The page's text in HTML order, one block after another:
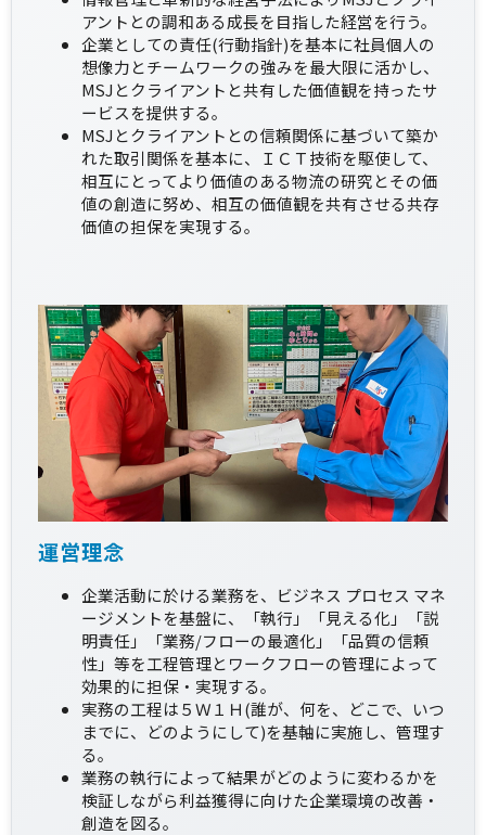
アントとの調和ある成長を目指した経営を行う。
企業としての責任(行動指針)を基本に社員個人の
想像力とチームワークの強みを最大限に活かし、
MSJとクライアントと共有した価値観を持ったサ
ービスを提供する。
MSJとクライアントとの信頼関係に基づいて築か
れた取引関係を基本に、ＩＣＴ技術を駆使して、
相互にとってより価値のある物流の研究とその価
値の創造に努め、相互の価値観を共有させる共存
価値の担保を実現する。
運営理念
企業活動に於ける業務を、ビジネス プロセス マネ
ージメントを基盤に、「執行」「見える化」「説
明責任」「業務/フローの最適化」「品質の信頼
性」等を工程管理とワークフローの管理によって
効果的に担保・実現する。
実務の工程は５Ｗ１Ｈ(誰が、何を、どこで、いつ
までに、どのようにして)を基軸に実施し、管理す
る。
業務の執行によって結果がどのように変わるかを
検証しながら利益獲得に向けた企業環境の改善・
創造を図る。